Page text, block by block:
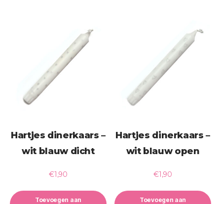
Hartjes dinerkaars –
wit blauw dicht
€1,90
Toevoegen aan
Hartjes dinerkaars –
wit blauw open
€1,90
Toevoegen aan